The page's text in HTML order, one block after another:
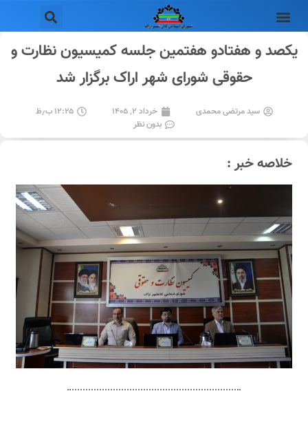
یکصد و هفتادو هفتمین جلسه کمیسیون نظارت و
حقوقی شورای شهر اراک برگزار شد
سید مرتضی محمدی خرداد ۲, ۱۴۰۵
۱۲:۲۵ ب٫ظ
بدون نظر
خلاصه خبر :